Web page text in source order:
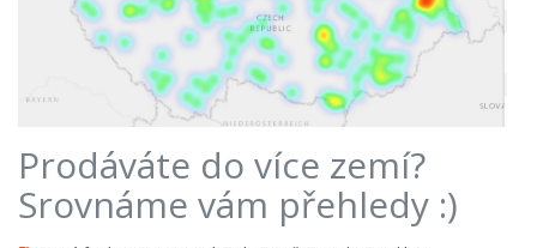
Prodáváte do více zemí?
Srovnáme vám přehledy :)